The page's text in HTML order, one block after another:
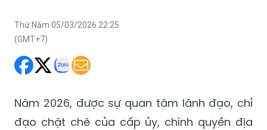
Thứ Năm 05/03/2026 22:25
(GMT+7)
Năm 2026, được sự quan tâm lãnh đạo, chỉ
đạo chặt chẽ của cấp ủy, chính quyền địa